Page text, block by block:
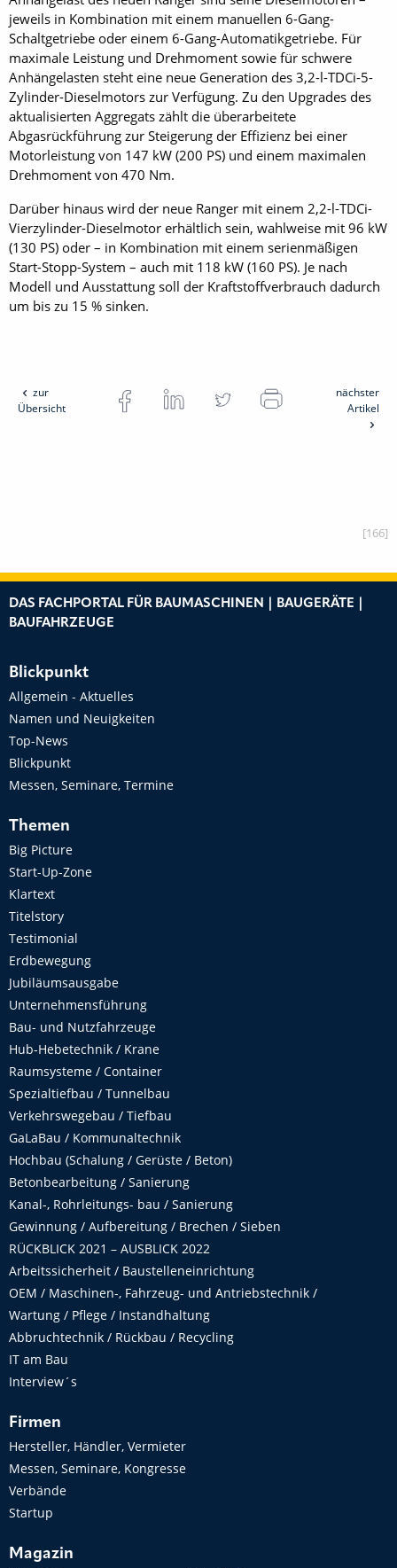
jeweils in Kombination mit einem manuellen 6-Gang-
Schaltgetriebe oder einem 6-Gang-Automatikgetriebe. Für
maximale Leistung und Drehmoment sowie für schwere
Anhängelasten steht ­eine neue Generation des 3,2-l-TDCi-5-
Zylinder-Dieselmotors zur Verfügung. Zu den Upgrades des
aktualisierten Aggregats zählt die überarbeitete
Abgasrückführung zur Steigerung der Effizienz bei einer
Motorleistung von 147 kW (200 PS) und einem maximalen
Drehmoment von 470 Nm.
Darüber hinaus wird der neue Ranger mit einem 2,2-l-TDCi-
Vierzylinder-Dieselmotor erhältlich sein, wahlweise mit 96 kW
(130 PS) oder – in Kombination mit einem serienmäßigen
Start-Stopp-System – auch mit 118 kW (160 PS). Je nach
Modell und Ausstattung soll der Kraftstoffverbrauch dadurch
um bis zu 15 % sinken.
zur
Übersicht
nächster
Artikel
[166]
DAS FACHPORTAL FÜR BAUMASCHINEN | BAUGERÄTE |
BAUFAHRZEUGE
Blickpunkt
Allgemein - Aktuelles
Namen und Neuigkeiten
Top-News
Blickpunkt
Messen, Seminare, Termine
Themen
Big Picture
Start-Up-Zone
Klartext
Titelstory
Testimonial
Erdbewegung
Jubiläumsausgabe
Unternehmensführung
Bau- und Nutzfahrzeuge
Hub-Hebetechnik / Krane
Raumsysteme / Container
Spezialtiefbau / Tunnelbau
Verkehrswegebau / Tiefbau
GaLaBau / Kommunaltechnik
Hochbau (Schalung / Gerüste / Beton)
Betonbearbeitung / Sanierung
Kanal-, Rohrleitungs- bau / Sanierung
Gewinnung / Aufbereitung / Brechen / Sieben
RÜCKBLICK 2021 – AUSBLICK 2022
Arbeitssicherheit / Baustelleneinrichtung
OEM / Maschinen-, Fahrzeug- und Antriebstechnik /
Wartung / Pflege / Instandhaltung
Abbruchtechnik / Rückbau / Recycling
IT am Bau
Interview´s
Firmen
Hersteller, Händler, Vermieter
Messen, Seminare, Kongresse
Verbände
Startup
Magazin